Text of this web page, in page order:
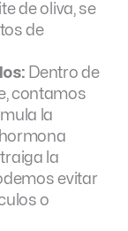
de oliva, se
de
Dentro de
contamos
la
la
evitar
o